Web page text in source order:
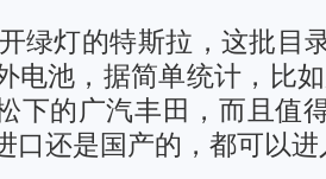
绿灯的特斯拉，这批目
电池，据简单统计，比
下的广汽丰田，而且值
口还是国产的，都可以